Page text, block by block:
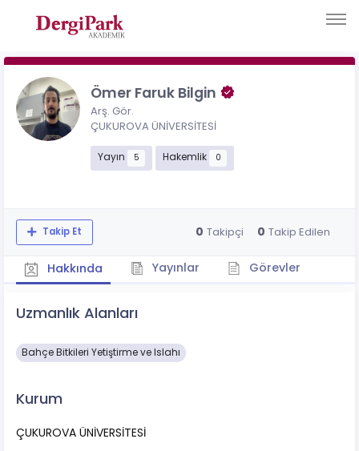
Ömer Faruk Bilgin
Arş. Gör.
ÇUKUROVA ÜNİVERSİTESİ
Yayın 5 Hakemlik 0
Takip Et 0 Takipçi 0 Takip Edilen
Hakkında Yayınlar Görevler
Uzmanlık Alanları
Bahçe Bitkileri Yetiştirme ve Islahı
Kurum
ÇUKUROVA ÜNİVERSİTESİ